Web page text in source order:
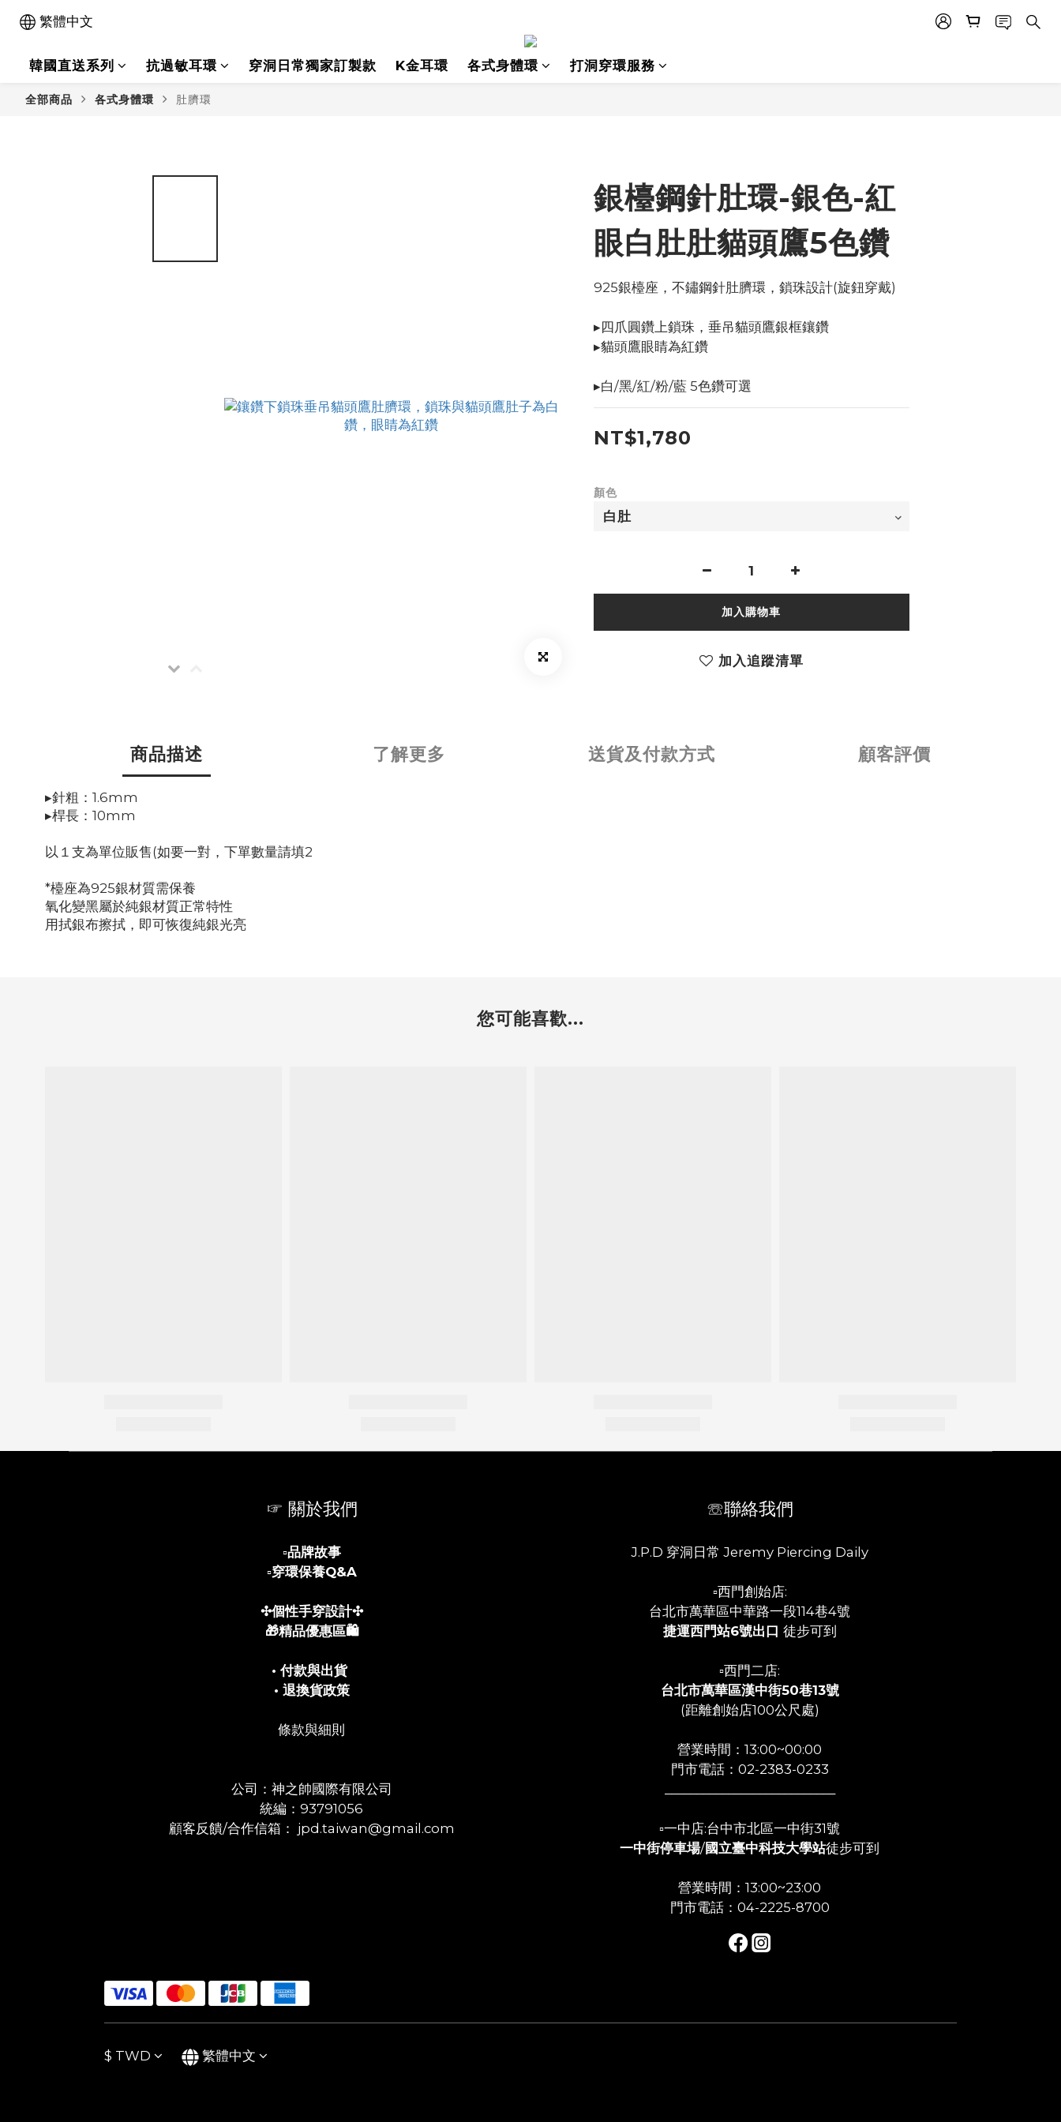
繁體中文
韓國直送系列 抗過敏耳環 穿洞日常獨家訂製款 K金耳環 各式身體環 打洞穿環服務
全部商品 各式身體環 肚臍環
銀檯鋼針肚環-銀色-紅
眼白肚肚貓頭鷹5色鑽
925銀檯座，不鏽鋼針肚臍環，鎖珠設計(旋鈕穿戴)
▸四爪圓鑽上鎖珠，垂吊貓頭鷹銀框鑲鑽
▸貓頭鷹眼睛為紅鑽
▸白/黑/紅/粉/藍 5色鑽可選
NT$1,780
顏色
加入購物車
加入追蹤清單
商品描述 了解更多 送貨及付款方式 顧客評價
▸針粗：1.6mm
▸桿長：10mm
以１支為單位販售(如要一對，下單數量請填2
*檯座為925銀材質需保養
氧化變黑屬於純銀材質正常特性
用拭銀布擦拭，即可恢復純銀光亮
您可能喜歡...
☞ 關於我們
▫️品牌故事
▫️穿環保養Q&A
✣個性手穿設計✣
🎁精品優惠區🛍️
• 付款與出貨
• 退換貨政策
條款與細則
公司：神之帥國際有限公司
統編：93791056
顧客反饋/合作信箱： jpd.taiwan@gmail.com
☏聯絡我們
J.P.D 穿洞日常 Jeremy Piercing Daily
▫️西門創始店:
台北市萬華區中華路一段114巷4號
捷運西門站6號出口 徒步可到
▫️西門二店:
台北市萬華區漢中街50巷13號
(距離創始店100公尺處)
營業時間：13:00~00:00
門市電話：02-2383-0233
▫️一中店:台中市北區一中街31號
一中街停車場/國立臺中科技大學站徒步可到
營業時間：13:00~23:00
門市電話：04-2225-8700
$ TWD 繁體中文